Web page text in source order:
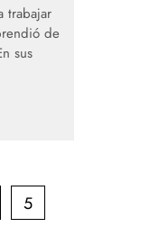
trabajar
de
sus
5